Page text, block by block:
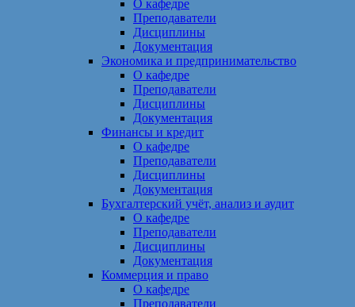
О кафедре
Преподаватели
Дисциплины
Документация
Экономика и предпринимательство
О кафедре
Преподаватели
Дисциплины
Документация
Финансы и кредит
О кафедре
Преподаватели
Дисциплины
Документация
Бухгалтерский учёт, анализ и аудит
О кафедре
Преподаватели
Дисциплины
Документация
Коммерция и право
О кафедре
Преподаватели